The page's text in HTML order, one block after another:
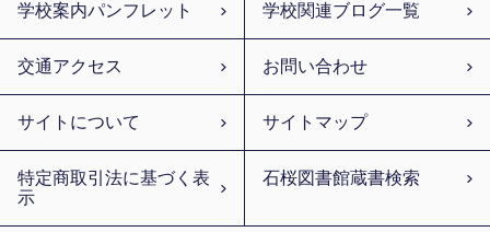
学校案内パンフレット 学校関連ブログ一覧
交通アクセス お問い合わせ
サイトについて サイトマップ
特定商取引法に基づく表
示
石桜図書館蔵書検索